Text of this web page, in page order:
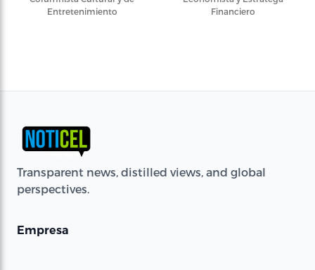
Entretenimiento
Financiero
Transparent news, distilled views, and global
perspectives.
Empresa